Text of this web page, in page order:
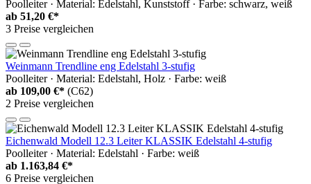
Poolleiter · Material: Edelstahl, Kunststoff · Farbe: schwarz, weiß
ab 51,20 €*
3 Preise vergleichen
Weinmann Trendline eng Edelstahl 3-stufig
Poolleiter · Material: Edelstahl, Holz · Farbe: weiß
ab 109,00 €* (C62)
2 Preise vergleichen
Eichenwald Modell 12.3 Leiter KLASSIK Edelstahl 4-stufig
Poolleiter · Material: Edelstahl · Farbe: weiß
ab 1.163,84 €*
6 Preise vergleichen